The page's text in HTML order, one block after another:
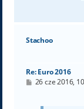
Stachoo
Re: Euro 2016
P26 cze 2016,